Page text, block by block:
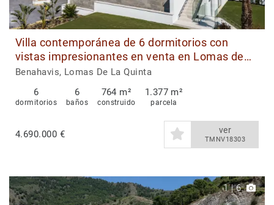
Villa contemporánea de 6 dormitorios con
vistas impresionantes en venta en Lomas de
La Quinta, Benahavis
Benahavis, Lomas De La Quinta
6
dormitorios
6
baños
764 m²
construido
1.377 m²
parcela
4.690.000 € ver
TMNV18303
1|6